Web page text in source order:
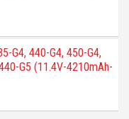
G4, 440-G4, 450-G4,
G5 (11.4V-4210mAh-